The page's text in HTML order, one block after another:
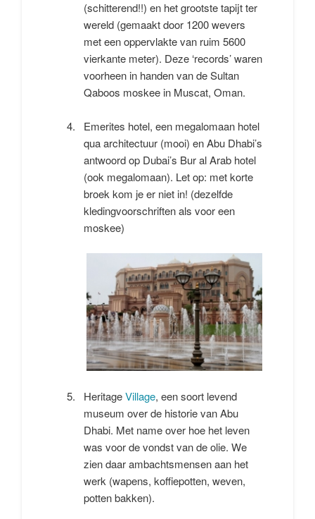
(schitterend!!) en het grootste tapijt ter
wereld (gemaakt door 1200 wevers
met een oppervlakte van ruim 5600
vierkante meter). Deze ‘records’ waren
voorheen in handen van de Sultan
Qaboos moskee in Muscat, Oman.
Emerites hotel, een megalomaan hotel
qua architectuur (mooi) en Abu Dhabi’s
antwoord op Dubai’s Bur al Arab hotel
(ook megalomaan). Let op: met korte
broek kom je er niet in! (dezelfde
kledingvoorschriften als voor een
moskee)
HeritageVillage, een soort levend
museum over de historie van Abu
Dhabi. Met name over hoe het leven
was voor de vondst van de olie. We
zien daar ambachtsmensen aan het
werk (wapens, koffiepotten, weven,
potten bakken).